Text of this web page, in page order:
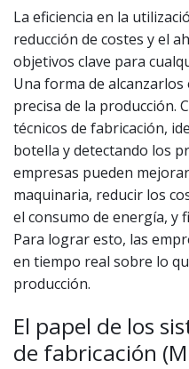
La eficiencia en la
reducción de costes y el
objetivos clave para
Una forma de
precisa de la producción.
técnicos de fabricación,
botella y detectando los
empresas pueden
maquinaria, reducir los
el consumo de energía, y
Para lograr esto, las
en tiempo real sobre lo
producción.
El papel de los
de fabricación